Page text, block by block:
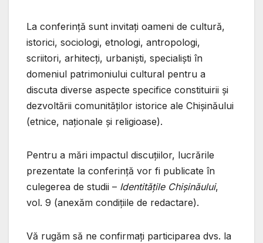
La conferinţă sunt invitaţi oameni de cultură,
istorici, sociologi, etnologi, antropologi,
scriitori, arhitecţi, urbanişti, specialişti în
domeniul patrimoniului cultural pentru a
discuta diverse aspecte specifice constituirii și
dezvoltării comunităților istorice ale Chișinăului
(etnice, naționale și religioase).
Pentru a mări impactul discuţiilor, lucrările
prezentate la conferinţă vor fi publicate în
culegerea de studii – Identitățile Chișinăului,
vol. 9 (anexăm condițiile de redactare).
Vă rugăm să ne confirmaţi participarea dvs. la